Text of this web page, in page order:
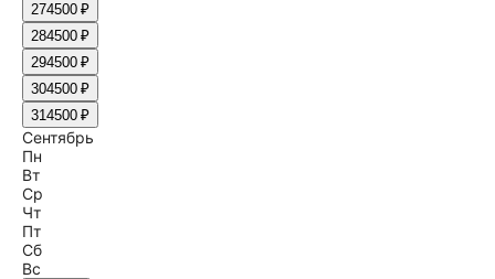
274500 ₽
284500 ₽
294500 ₽
304500 ₽
314500 ₽
Сентябрь
Пн
Вт
Ср
Чт
Пт
Сб
Вс